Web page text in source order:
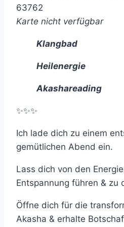
63762
Karte nicht verfügbar
Klangbad
Heilenergie
Akashareading
✨✨✨
Ich lade dich zu einem
gemütlichen Abend ein.
Lass dich von den
Entspannung führen & zu
Öffne dich für die
Akasha & erhalte